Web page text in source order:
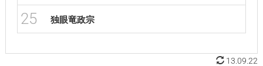
25 独眼竜政宗
13.09.22